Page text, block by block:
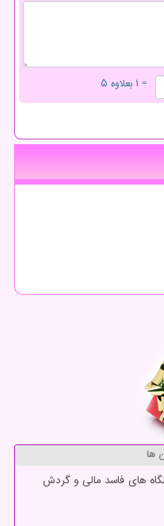
= ۱ بعلاوه ۵
ها
های فاسد مالی و گردش